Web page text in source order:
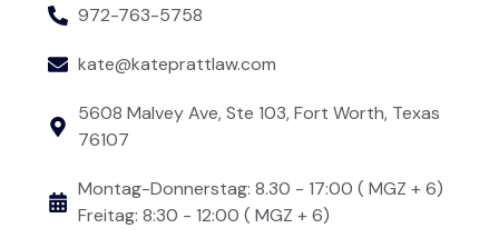
972-763-5758
kate@kateprattlaw.com
5608 Malvey Ave, Ste 103, Fort Worth, Texas
76107
Montag-Donnerstag: 8.30 - 17:00 ( MGZ + 6)
Freitag: 8:30 - 12:00 ( MGZ + 6)